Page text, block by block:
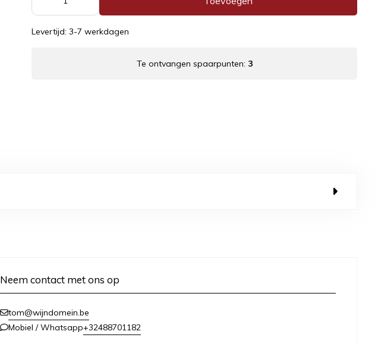
Levertijd: 3-7 werkdagen
Te ontvangen spaarpunten: 3
Neem contact met ons op
tom@wijndomein.be
Mobiel / Whatsapp+32488701182